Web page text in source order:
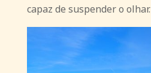
capaz de suspender o olhar.